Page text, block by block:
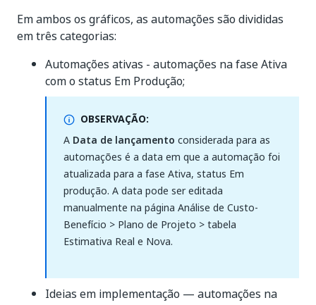
Em ambos os gráficos, as automações são divididas
em três categorias:
Automações ativas - automações na fase Ativa
com o status Em Produção;
OBSERVAÇÃO:
A Data de lançamento considerada para as
automações é a data em que a automação foi
atualizada para a fase Ativa, status Em
produção. A data pode ser editada
manualmente na página Análise de Custo-
Benefício > Plano de Projeto > tabela
Estimativa Real e Nova.
Ideias em implementação — automações na